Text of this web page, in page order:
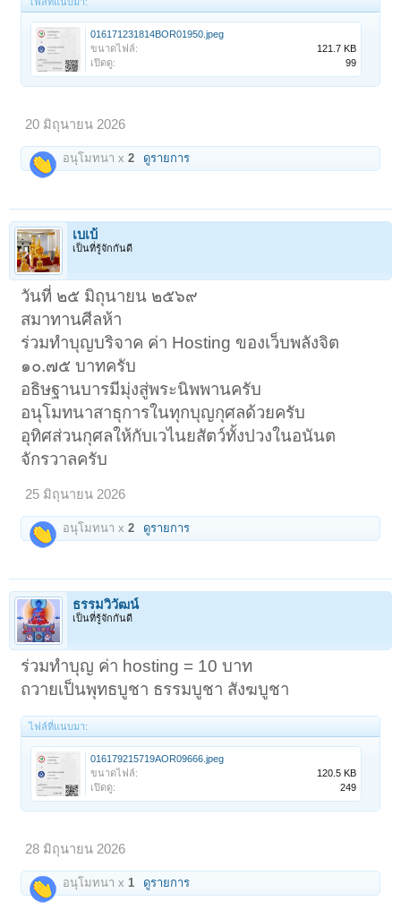
016171231814BOR01950.jpeg
ขนาดไฟล์:
121.7 KB
เปิดดู:
99
20 มิถุนายน 2026
อนุโมทนา x2 ดูรายการ
เบเบ้
เป็นที่รู้จักกันดี
วันที่ ๒๕ มิถุนายน ๒๕๖๙
สมาทานศีลห้า
ร่วมทำบุญบริจาค ค่า Hosting ของเว็บพลังจิต
๑๐.๗๕ บาทครับ
อธิษฐานบารมีมุ่งสู่พระนิพพานครับ
อนุโมทนาสาธุการในทุกบุญกุศลด้วยครับ
อุทิศส่วนกุศลให้กับเวไนยสัตว์ทั้งปวงในอนันต
จักรวาลครับ
25 มิถุนายน 2026
อนุโมทนา x2 ดูรายการ
ธรรมวิวัฒน์
เป็นที่รู้จักกันดี
ร่วมทำบุญ ค่า hosting = 10 บาท
ถวายเป็นพุทธบูชา ธรรมบูชา สังฆบูชา
ไฟล์ที่แนบมา:
016179215719AOR09666.jpeg
ขนาดไฟล์:
120.5 KB
เปิดดู:
249
28 มิถุนายน 2026
อนุโมทนา x1 ดูรายการ